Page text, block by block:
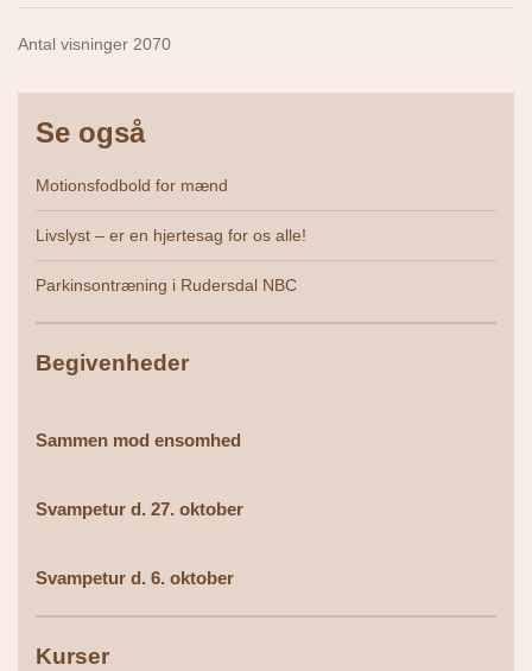
Antal visninger 2070
Se også
Motionsfodbold for mænd
Livslyst – er en hjertesag for os alle!
Parkinsontræning i Rudersdal NBC
Begivenheder
Sammen mod ensomhed
Svampetur d. 27. oktober
Svampetur d. 6. oktober
Kurser